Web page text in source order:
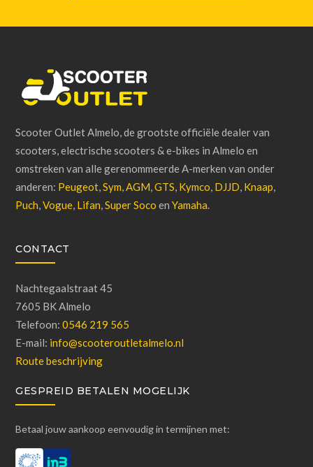
Scooter Outlet Almelo, de grootste officiële dealer van
scooters, electrische scooters & e-bikes in Almelo en
omstreken van alle gerenommeerde A-merken van onder
anderen: Peugeot,Sym,AGM,GTS, Kymco, DJJD, Knaap,
Puch,Vogue, Lifan,Super Soco enYamaha.
CONTACT
Nachtegaalstraat 45
7605 BK Almelo
Telefoon:0546 219 565
E-mail: info@scooteroutletalmelo.nl
Route beschrijving
GESPREID BETALEN MOGELIJK
Betaal jouw aankoop eenvoudig in termijnen met: